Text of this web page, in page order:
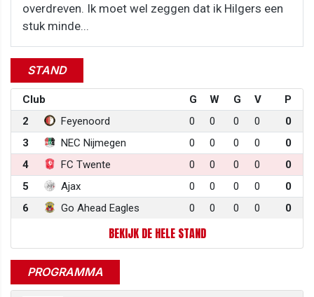
overdreven. Ik moet wel zeggen dat ik Hilgers een
stuk minde...
STAND
Club G W G V
P
2
Feyenoord 0 0 0 0
0
3
NEC Nijmegen 0 0 0 0
0
4
FC Twente 0 0 0 0
0
5
Ajax 0 0 0 0
0
6
Go Ahead Eagles 0 0 0 0 0
BEKIJK DE HELE STAND
PROGRAMMA